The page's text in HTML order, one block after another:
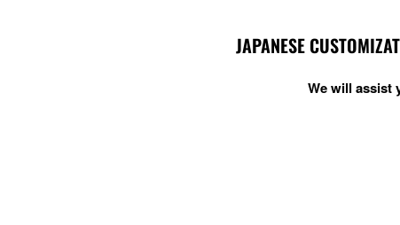
JAPANESE
We will assist